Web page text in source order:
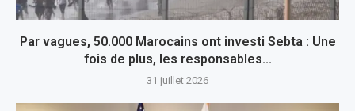
Par vagues, 50.000 Marocains ont investi Sebta : Une
fois de plus, les responsables...
31 juillet 2026